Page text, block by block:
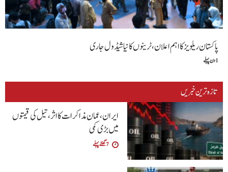
پاکستان ریلویز کا اہم اعلان، ٹرینوں کا نیا شیڈول جاری
1 دن پہلے
تازہ ترین خبریں
ایران، عمان مذاکرات کا اثر، تیل کی قیمتوں
میں بڑی کمی
7 گھنٹے پہلے